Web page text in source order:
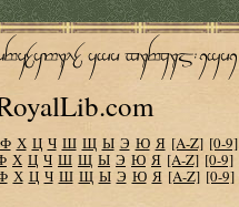
Ф Х Ц Ч Ш Щ Ы Э Ю Я [A-Z] [0-9]
Х Ц Ч Ш Щ Ы Э Ю Я [A-Z] [0-9]
Х Ц Ч Ш Щ Ы Э Ю Я [A-Z] [0-9]